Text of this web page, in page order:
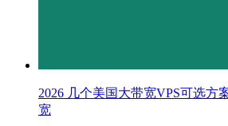
2026 几个美国大带宽VPS可选方
宽